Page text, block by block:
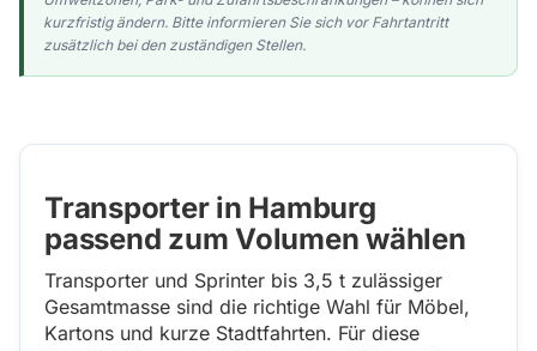
kurzfristig ändern. Bitte informieren Sie sich vor Fahrtantritt
zusätzlich bei den zuständigen Stellen.
Transporter in Hamburg
passend zum Volumen wählen
Transporter und Sprinter bis 3,5 t zulässiger
Gesamtmasse sind die richtige Wahl für Möbel,
Kartons und kurze Stadtfahrten. Für diese